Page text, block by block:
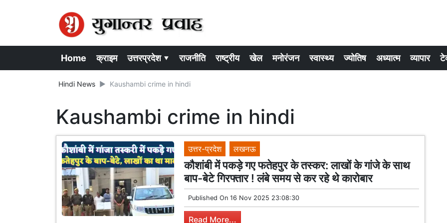
Home क्राइम उत्तरप्रदेश ▾ राजनीति राष्ट्रीय खेल मनोरंजन स्वास्थ्य ज्योतिष अध्यात्म व्यापार
Hindi News Kaushambi crime in hindi
Kaushambi crime in hindi
उत्तर-प्रदेश लखनऊ
कौशांबी में पकड़े गए फतेहपुर के तस्कर: लाखों के गांजे के साथ
बाप-बेटे गिरफ्तार ! लंबे समय से कर रहे थे कारोबार
Published On 16 Nov 2025 23:08:30
Read More...